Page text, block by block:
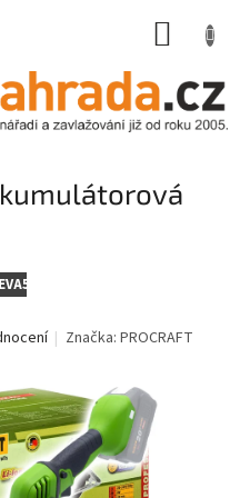
Značka:PROCRAFT